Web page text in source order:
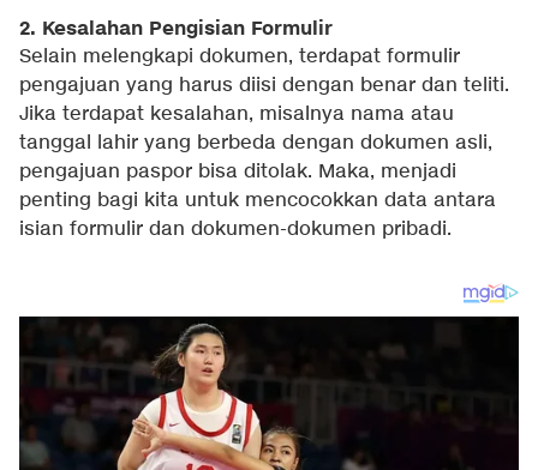
2. Kesalahan Pengisian Formulir
Selain melengkapi dokumen, terdapat formulir
pengajuan yang harus diisi dengan benar dan teliti.
Jika terdapat kesalahan, misalnya nama atau
tanggal lahir yang berbeda dengan dokumen asli,
pengajuan paspor bisa ditolak. Maka, menjadi
penting bagi kita untuk mencocokkan data antara
isian formulir dan dokumen-dokumen pribadi.